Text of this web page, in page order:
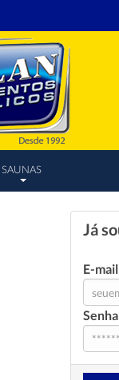
SAUNAS
Já
E-mail
Senha